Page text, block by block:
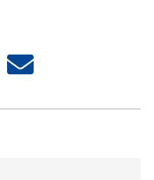
Share